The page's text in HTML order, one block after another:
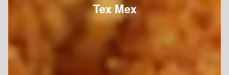
Tex Mex